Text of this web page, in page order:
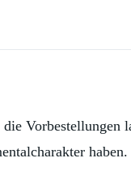
Vorbestellungen
haben.